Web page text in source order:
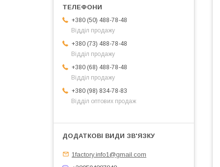
+380 (50) 488-78-48
Відділ продажу
+380 (73) 488-78-48
Відділ продажу
+380 (68) 488-78-48
Відділ продажу
+380 (98) 834-78-83
Відділ оптових продаж
1factory.info1@gmail.com